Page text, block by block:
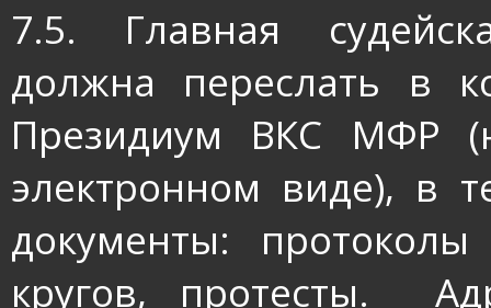
7.5. Главная
должна переслать в
Президиум ВКС МФР
электронном виде), в
документы:
кругов, протесты.